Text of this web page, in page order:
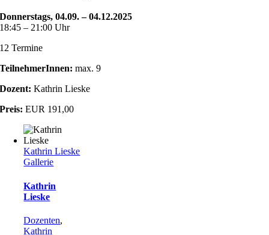
Donnerstags, 04.09. – 04.12.2025
18:45 – 21:00 Uhr
12 Termine
TeilnehmerInnen: max. 9
Dozent: Kathrin Lieske
Preis: EUR 191,00
Kathrin Lieske
Gallerie
Kathrin
Lieske
Dozenten,
Kathrin